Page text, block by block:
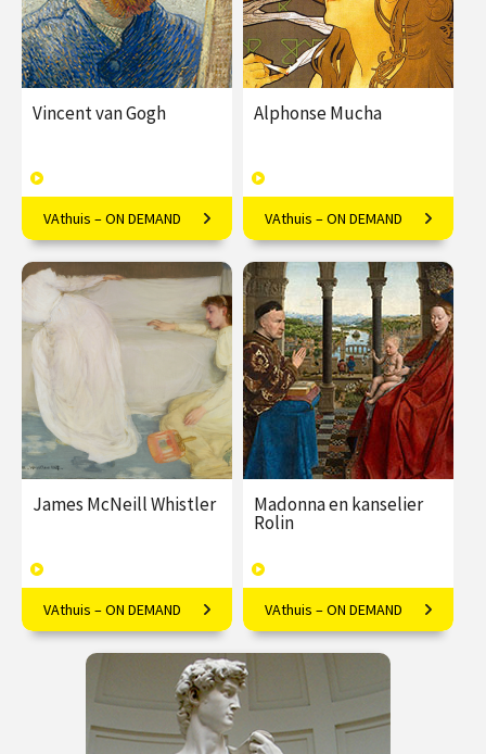
Vincent van Gogh
Van Gogh cliché? Welnee!
Luister mee met Frederike
Upmeijer.
€ 17.50
afleveringen
VAthuis – ON DEMAND
Alphonse Mucha
Mucha's kunst is meer dan
alleen decoratief; Marielle
Lassche onthult de diepere
symboliek.
€ 17.50
afleveringen
Speeltijd 1 uur
VAthuis
VAthuis – ON DEMAND
James McNeill Whistler
Alles over de Amerikaanse
kunstschilder James McNeill
Whistler.
€ 17.50
afleveringen
Speeltijd 1 uur
VAthuis – ON DEMAND
Madonna en kanselier
Rolin
Megalomaan of tijdsgeest?
Kanselier Rolin levensgroot
bij de Madonna
€ 17.50
afleveringen
Speeltijd 1 uur
VAthuis – ON DEMAND